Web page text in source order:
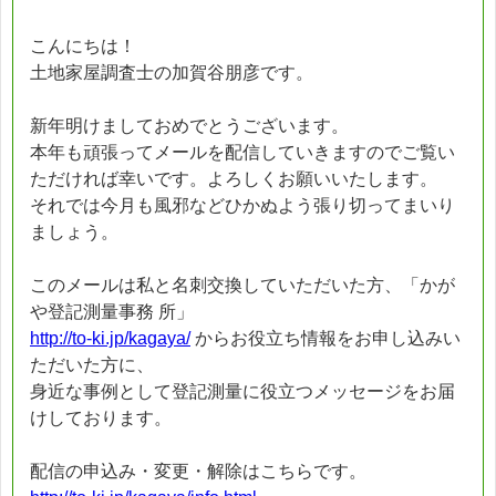
こんにちは！
土地家屋調査士の加賀谷朋彦です。
新年明けましておめでとうございます。
本年も頑張ってメールを配信していきますのでご覧い
ただければ幸いです。よろしくお願いいたします。
それでは今月も風邪などひかぬよう張り切ってまいり
ましょう。
このメールは私と名刺交換していただいた方、「かが
や登記測量事務 所」
http://to-ki.jp/kagaya/からお役立ち情報をお申し込みい
ただいた方に、
身近な事例として登記測量に役立つメッセージをお届
けしております。
配信の申込み・変更・解除はこちらです。